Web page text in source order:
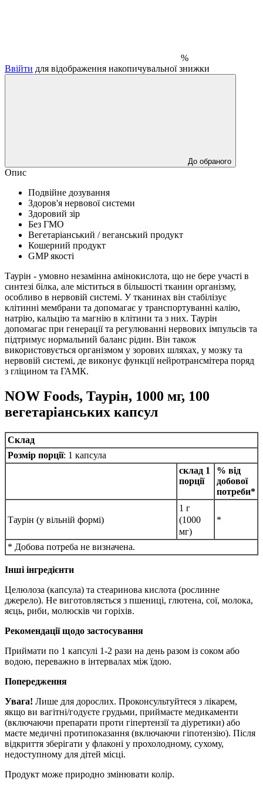
%
Ввійти для відображення накопичувальної знижки
До обраного
Опис
Подвійне дозування
Здоров'я нервової системи
Здоровий зір
Без ГМО
Вегетаріанський / веганський продукт
Кошерний продукт
GMP якості
Таурін - умовно незамінна амінокислота, що не бере участі в
синтезі білка, але міститься в більшості тканин організму,
особливо в нервовій системі. У тканинах він стабілізує
клітинні мембрани та допомагає у транспортуванні калію,
натрію, кальцію та магнію в клітини та з них. Таурін
допомагає при генерації та регулюванні нервових імпульсів та
підтримує нормальний баланс рідин. Він також
використовується організмом у зорових шляхах, у мозку та
нервовій системі, де виконує функції нейротрансмітера поряд
з гліцином та ГАМК.
NOW Foods, Таурін, 1000 мг, 100
вегетаріанських капсул
Cклад
Розмір порції: 1 капсула
склад 1
порції
% від
добової
потреби*
Таурін (у вільній формі)
1 г
(1000
мг)
*
* Добова потреба не визначена.
Інші інгредієнти
Целюлоза (капсула) та стеаринова кислота (рослинне
джерело). Не виготовляється з пшениці, глютена, сої, молока,
яєць, риби, молюсків чи горіхів.
Рекомендації щодо застосування
Приймати по 1 капсулі 1-2 рази на день разом із соком або
водою, переважно в інтервалах між їдою.
Попередження
Увага! Лише для дорослих. Проконсультуйтеся з лікарем,
якщо ви вагітні/годуєте грудьми, приймаєте медикаменти
(включаючи препарати проти гіпертензії та діуретики) або
маєте медичні протипоказання (включаючи гіпотензію). Після
відкриття зберігати у флаконі у прохолодному, сухому,
недоступному для дітей місці.
Продукт може природно змінювати колір.